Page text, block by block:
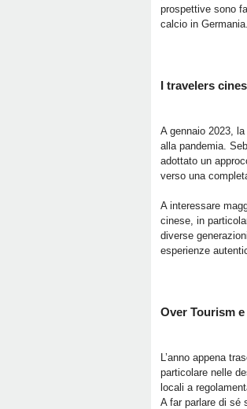
prospettive sono
calcio in Germania.
I travelers
A gennaio 2023, la
alla pandemia.
adottato un
verso una
A interessare
cinese, in
diverse
esperienze
Over Tourism
L’anno appena
particolare nelle
locali a
A far parlare di sé